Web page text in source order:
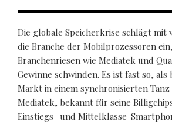
Die globale Speicherkrise schlägt mit
die Branche der Mobilprozessoren
Branchenriesen wie Mediatek und
Gewinne schwinden. Es ist fast so,
Markt in einem synchronisierten Tanz
Mediatek, bekannt für seine
Einstiegs- und Mittelklasse-